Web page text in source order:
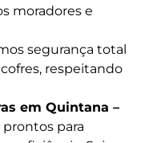
moradores e
segurança total
respeitando
em Quintana –
para